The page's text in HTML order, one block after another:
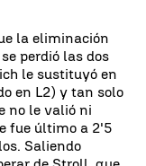
la eliminación
perdió las dos
le sustituyó en
en L2) y tan solo
no le valió ni
fue último a 2'5
Saliendo